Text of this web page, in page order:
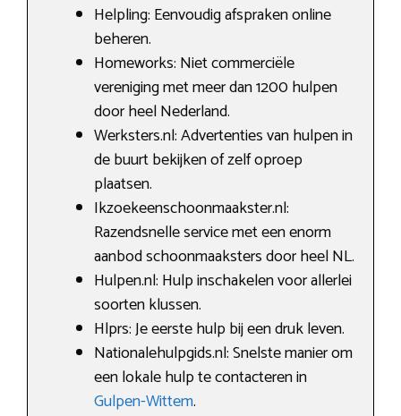
Helpling: Eenvoudig afspraken online
beheren.
Homeworks: Niet commerciële
vereniging met meer dan 1200 hulpen
door heel Nederland.
Werksters.nl: Advertenties van hulpen in
de buurt bekijken of zelf oproep
plaatsen.
Ikzoekeenschoonmaakster.nl:
Razendsnelle service met een enorm
aanbod schoonmaaksters door heel NL.
Hulpen.nl: Hulp inschakelen voor allerlei
soorten klussen.
Hlprs: Je eerste hulp bij een druk leven.
Nationalehulpgids.nl: Snelste manier om
een lokale hulp te contacteren in
Gulpen-Wittem.